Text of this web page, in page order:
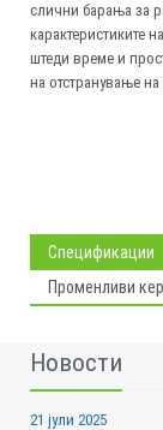
слични барања за
карактеристиките
штеди време и
на отстранување
Спецификации
Променливи
Новости
21 јули 2025